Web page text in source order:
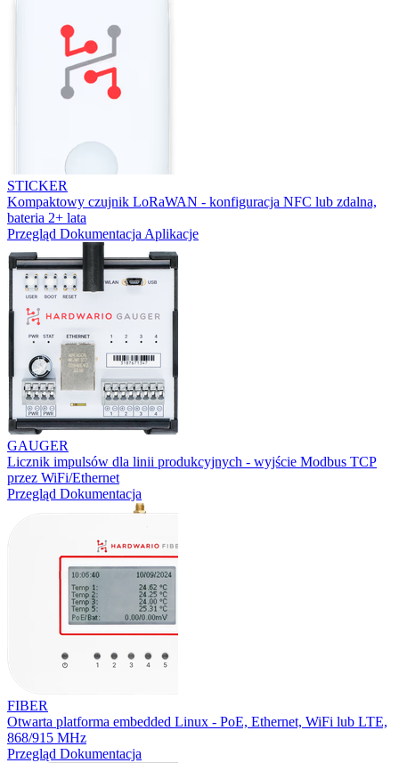
STICKER
Kompaktowy czujnik LoRaWAN - konfiguracja NFC lub zdalna,
bateria 2+ lata
Przegląd Dokumentacja Aplikacje
GAUGER
Licznik impulsów dla linii produkcyjnych - wyjście Modbus TCP
przez WiFi/Ethernet
Przegląd Dokumentacja
FIBER
Otwarta platforma embedded Linux - PoE, Ethernet, WiFi lub LTE,
868/915 MHz
Przegląd Dokumentacja